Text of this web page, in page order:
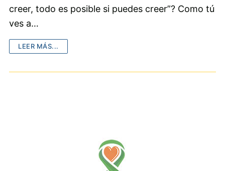
creer, todo es posible si puedes creer”? Como tú
ves a…
LEER MÁS...